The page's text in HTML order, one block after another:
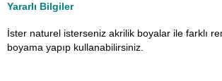
Yararlı Bilgiler
İster naturel isterseniz akrilik boyalar ile farklı
boyama yapıp kullanabilirsiniz.